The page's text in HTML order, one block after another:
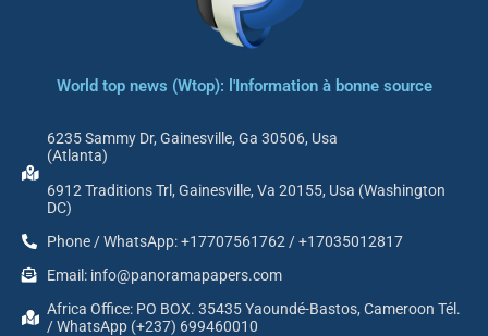
World top news (Wtop): l'Information à bonne source
6235 Sammy Dr, Gainesville, Ga 30506, Usa
(Atlanta)
6912 Traditions Trl, Gainesville, Va 20155, Usa (Washington
DC)
Phone / WhatsApp: +17707561762 / +17035012817
Email: info@panoramapapers.com
Africa Office: PO BOX. 35435 Yaoundé-Bastos, Cameroon Tél.
/ WhatsApp (+237) 699460010